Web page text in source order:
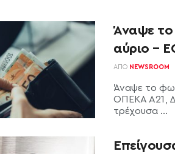
Άναψε
αύριο –
ΑΠΌ NEWSROOM
Άναψε το
ΟΠΕΚΑ Α21,
τρέχουσα ...